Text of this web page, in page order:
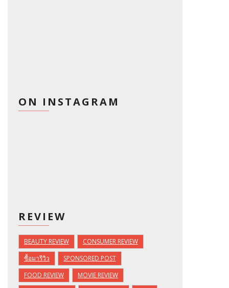
ON INSTAGRAM
REVIEW
BEAUTY REVIEW
CONSUMER REVIEW
ซื้อมารีวิว
SPONSORED POST
FOOD REVIEW
MOVIE REVIEW